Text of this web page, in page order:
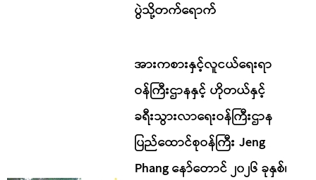
ပွဲသို့တက်ရောက်
အားကစားနှင့်လူငယ်ရေးရာ
ဝန်ကြီးဌာနနှင့် ဟိုတယ်နှင့်
ခရီးသွားလာရေးဝန်ကြီးဌာန
ပြည်ထောင်စုဝန်ကြီး Jeng
Phang နော်တောင် ၂၀၂၆ ခုနှစ်၊